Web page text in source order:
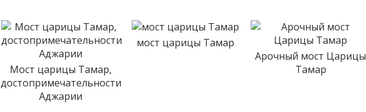
Мост царицы Тамар,
достопримечательности
Аджарии
мост царицы Тамар
Арочный мост Царицы
Тамар